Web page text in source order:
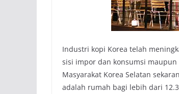
Industri kopi Korea telah
sisi impor dan konsumsi
Masyarakat Korea Selatan
adalah rumah bagi lebih dari